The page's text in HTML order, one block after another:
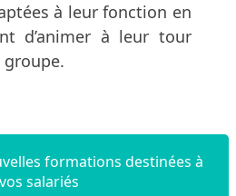
à leur fonction en
d’animer à leur tour
groupe.
formations destinées à
vos salariés